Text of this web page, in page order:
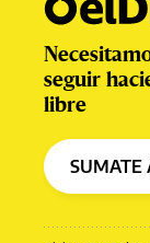
seguir
libre
SUMATE